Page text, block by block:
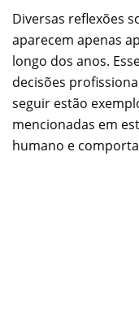
Diversas reflexões
aparecem apenas
longo dos anos.
decisões
seguir estão
mencionadas em
humano e